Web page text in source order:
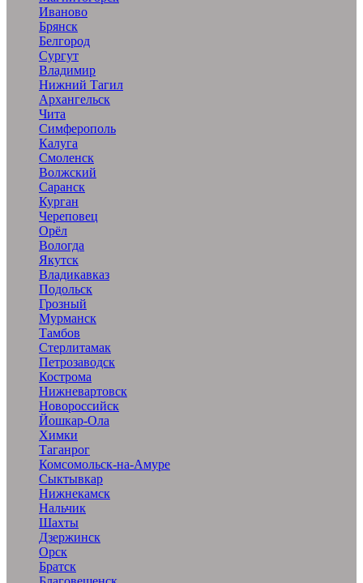
Иваново
Брянск
Белгород
Сургут
Владимир
Нижний Тагил
Архангельск
Чита
Симферополь
Калуга
Смоленск
Волжский
Саранск
Курган
Череповец
Орёл
Вологда
Якутск
Владикавказ
Подольск
Грозный
Мурманск
Тамбов
Стерлитамак
Петрозаводск
Кострома
Нижневартовск
Новороссийск
Йошкар-Ола
Химки
Таганрог
Комсомольск-на-Амуре
Сыктывкар
Нижнекамск
Нальчик
Шахты
Дзержинск
Орск
Братск